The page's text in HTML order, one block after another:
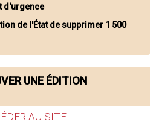
d'urgence
de l'État de supprimer 1 500
UNE ÉDITION
AU SITE